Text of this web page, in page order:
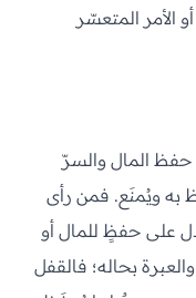
الأمر المتعسّر
المال والسرّ
به ويُمنَع. فمن رأى
على حفظٍ للمال أو
بحاله؛ فالقفل